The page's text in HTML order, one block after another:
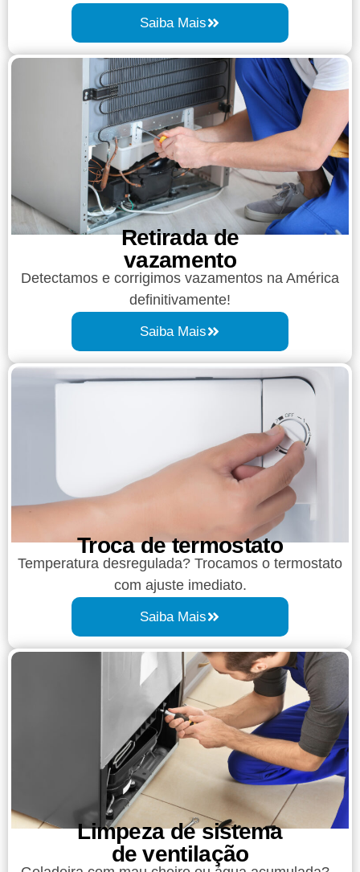
Saiba Mais
Retirada de
vazamento​​
Detectamos e corrigimos vazamentos na América
definitivamente!
Saiba Mais
Troca de termostato
Temperatura desregulada? Trocamos o termostato
com ajuste imediato.
Saiba Mais
Limpeza de sistema
de ventilação